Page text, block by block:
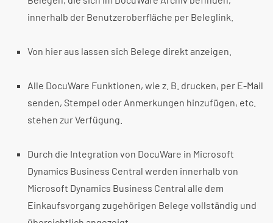
innerhalb der Benutzeroberfläche per Beleglink.
Von hier aus lassen sich Belege direkt anzeigen.
Alle DocuWare Funktionen, wie z. B. drucken, per E-Mail
senden, Stempel oder Anmerkungen hinzufügen, etc.
stehen zur Verfügung.
Durch die Integration von DocuWare in Microsoft
Dynamics Business Central werden innerhalb von
Microsoft Dynamics Business Central alle dem
Einkaufsvorgang zugehörigen Belege vollständig und